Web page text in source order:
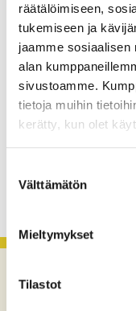
räätälöimiseen,
tukemiseen ja
jaamme sosiaalisen
alan
sivustoamme.
tietoja muihin
kerätty, kun olet
valinta
Välttämätön
Mieltymykset
Tilastot
Monitoimitalon
perjantaina klo
3.8.2026
29.7.2026
Asfaltointityöt
KATSO KAIKKI